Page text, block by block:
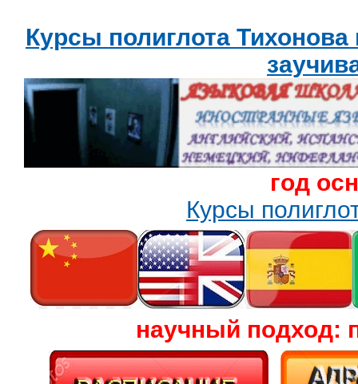
Курсы полиглота
год
Курсы
научный подход: